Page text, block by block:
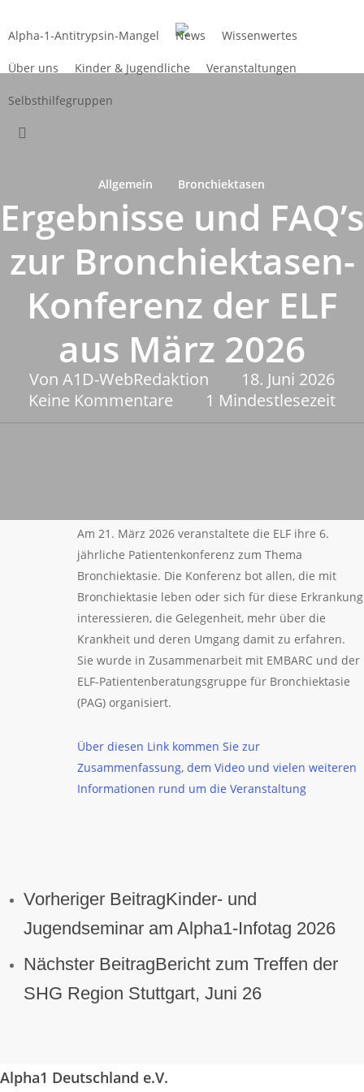
Hauptinhalt
Alpha-1-Antitrypsin-Mangel News Wissenwertes
Über uns Kinder & Jugendliche Veranstaltungen
Selbsthilfegruppen
Allgemein Bronchiektasen
Ergebnisse und FAQ’s
zur Bronchiektasen-
Konferenz der ELF
aus März 2026
Von A1D-WebRedaktion
18. Juni 2026
Keine Kommentare
1 Mindestlesezeit
Am 21. März 2026 veranstaltete die ELF ihre 6.
jährliche Patientenkonferenz zum Thema
Bronchiektasie. Die Konferenz bot allen, die mit
Bronchiektasie leben oder sich für diese Erkrankung
interessieren, die Gelegenheit, mehr über die
Krankheit und deren Umgang damit zu erfahren.
Sie wurde in Zusammenarbeit mit EMBARC und der
ELF-Patientenberatungsgruppe für Bronchiektasie
(PAG) organisiert.
Über diesen Link kommen Sie zur
Zusammenfassung, dem Video und vielen weiteren
Informationen rund um die Veranstaltung
Vorheriger BeitragKinder- und
Jugendseminar am Alpha1-Infotag 2026
Nächster BeitragBericht zum Treffen der
SHG Region Stuttgart, Juni 26
Alpha1 Deutschland e.V.